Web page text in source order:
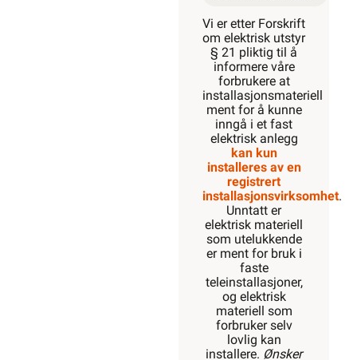
Vi er etter Forskrift
om elektrisk utstyr
§ 21 pliktig til å
informere våre
forbrukere at
installasjonsmateriell
ment for å kunne
inngå i et fast
elektrisk anlegg
kan kun
installeres av en
registrert
installasjonsvirksomhet.
Unntatt er
elektrisk materiell
som utelukkende
er ment for bruk i
faste
teleinstallasjoner,
og elektrisk
materiell som
forbruker selv
lovlig kan
installere. Ønsker